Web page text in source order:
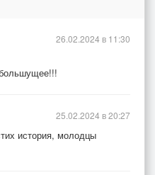
26.02.2024 в 11:30
история, молодцы
25.02.2024 в 20:27